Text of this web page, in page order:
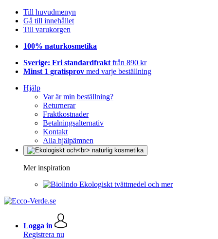
Till huvudmenyn
Gå till innehållet
Till varukorgen
100% naturkosmetika
Sverige: Fri standardfrakt från 890 kr
Minst 1 gratisprov med varje beställning
Hjälp
Var är min beställning?
Returnerar
Fraktkostnader
Betalningsalternativ
Kontakt
Alla hjälpämnen
Mer inspiration
Ekologiskt tvättmedel och mer
Logga in
Registrera nu